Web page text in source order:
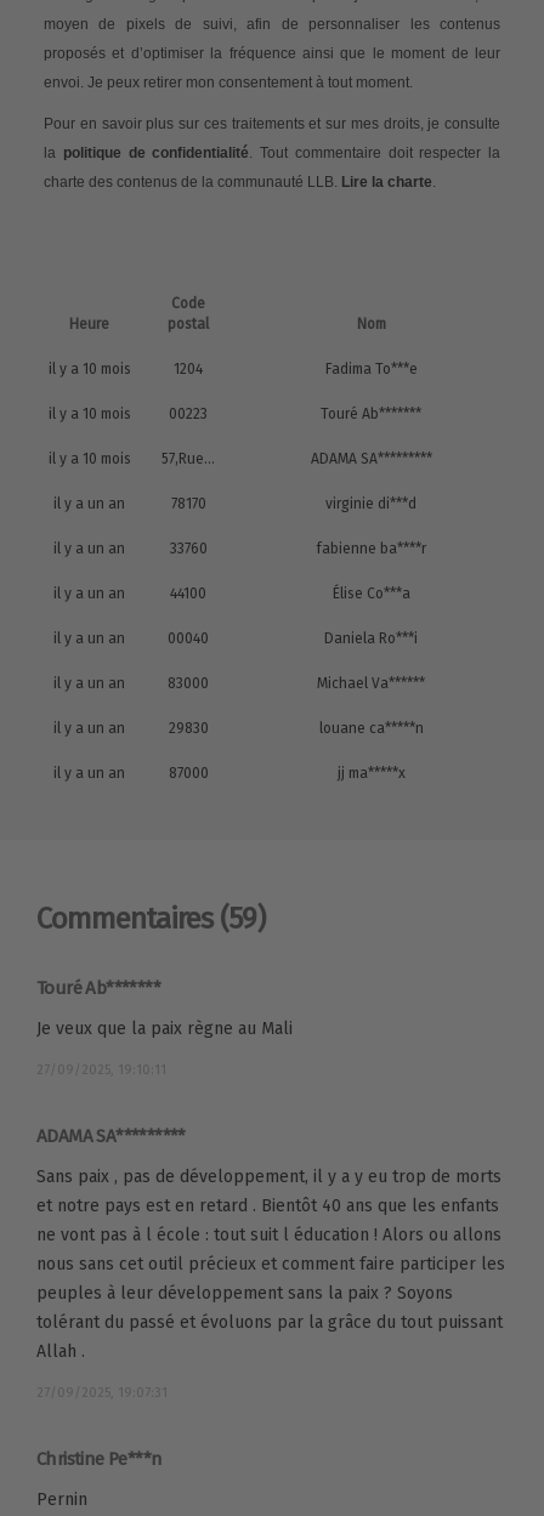
moyen de pixels de suivi, afin de personnaliser les contenus
proposés et d’optimiser la fréquence ainsi que le moment de leur
envoi. Je peux retirer mon consentement à tout moment.
Pour en savoir plus sur ces traitements et sur mes droits, je consulte
la politique de confidentialité . Tout commentaire doit respecter la
charte des contenus de la communauté LLB. Lire la charte
Heure
Code
postal
Nom
il y a 10 mois 1204 Fadima To***e
il y a 10 mois 00223 Touré Ab*******
il y a 10 mois 57,Rue Robespierre Bagnolet 93170 ADAMA SA*********
il y a un an 78170 virginie di***d
il y a un an 33760 fabienne ba****r
il y a un an 44100 Élise Co***a
il y a un an 00040 Daniela Ro***i
il y a un an 83000 Michael Va******
il y a un an 29830 louane ca*****n
il y a un an 87000 jj ma*****x
Commentaires (59)
Touré Ab*******
Je veux que la paix règne au Mali
27/09/2025, 19:10:11
ADAMA SA*********
Sans paix , pas de développement, il y a y eu trop de morts
et notre pays est en retard . Bientôt 40 ans que les enfants
ne vont pas à l école : tout suit l éducation ! Alors ou allons
nous sans cet outil précieux et comment faire participer les
peuples à leur développement sans la paix ? Soyons
tolérant du passé et évoluons par la grâce du tout puissant
Allah .
27/09/2025, 19:07:31
Christine Pe***n
Pernin